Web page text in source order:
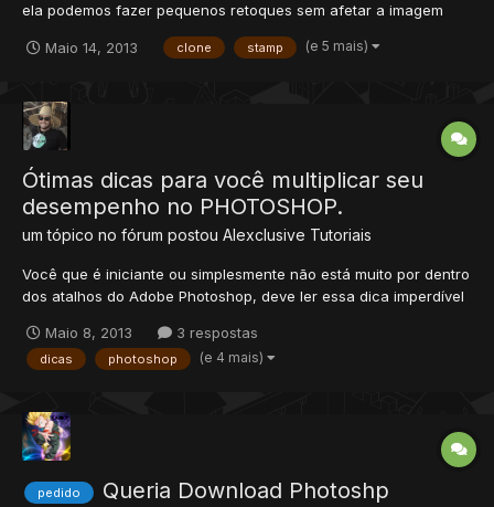
ela podemos fazer pequenos retoques sem afetar a imagem
toda no photoshop. Como usá-la? Vá no MENU TOOLS do
Photoshop e pegue CLONE STAMP TOOL - Tecla de atalho S -
Maio 14, 2013 clone stamp (e 5 mais)
Ótimas dicas para você multiplicar seu
desempenho no PHOTOSHOP.
um tópico no fórum postou Alexclusive Tutoriais
Você que é iniciante ou simplesmente não está muito por dentro
dos atalhos do Adobe Photoshop, deve ler essa dica imperdível
podem até parecer bobas, mais tenho certeza absoluta que a
maioria são excelentes. Mas no entanto é recom...
Maio 8, 2013 3 respostas
dicas photoshop (e 4 mais)
pedido Queria Download Photoshp